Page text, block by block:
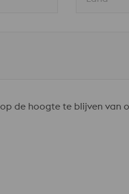
de hoogte te blijven van